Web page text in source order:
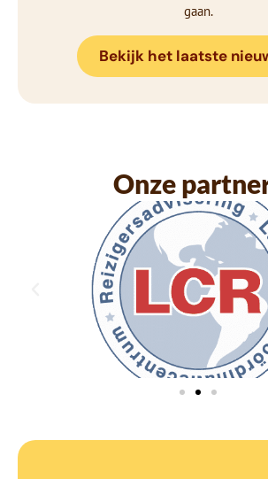
gaan.
Bekijk het laatste
Onze